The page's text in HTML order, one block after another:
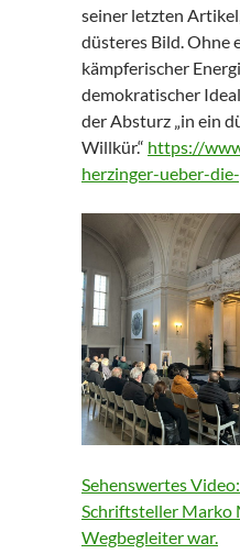
seiner letzten
düsteres Bild. Ohne
kämpferischer
demokratischer
der Absturz „in ein
Willkür.“ https://
herzinger-ueber-
Sehenswertes
Schriftsteller Marko
Wegbegleiter war.